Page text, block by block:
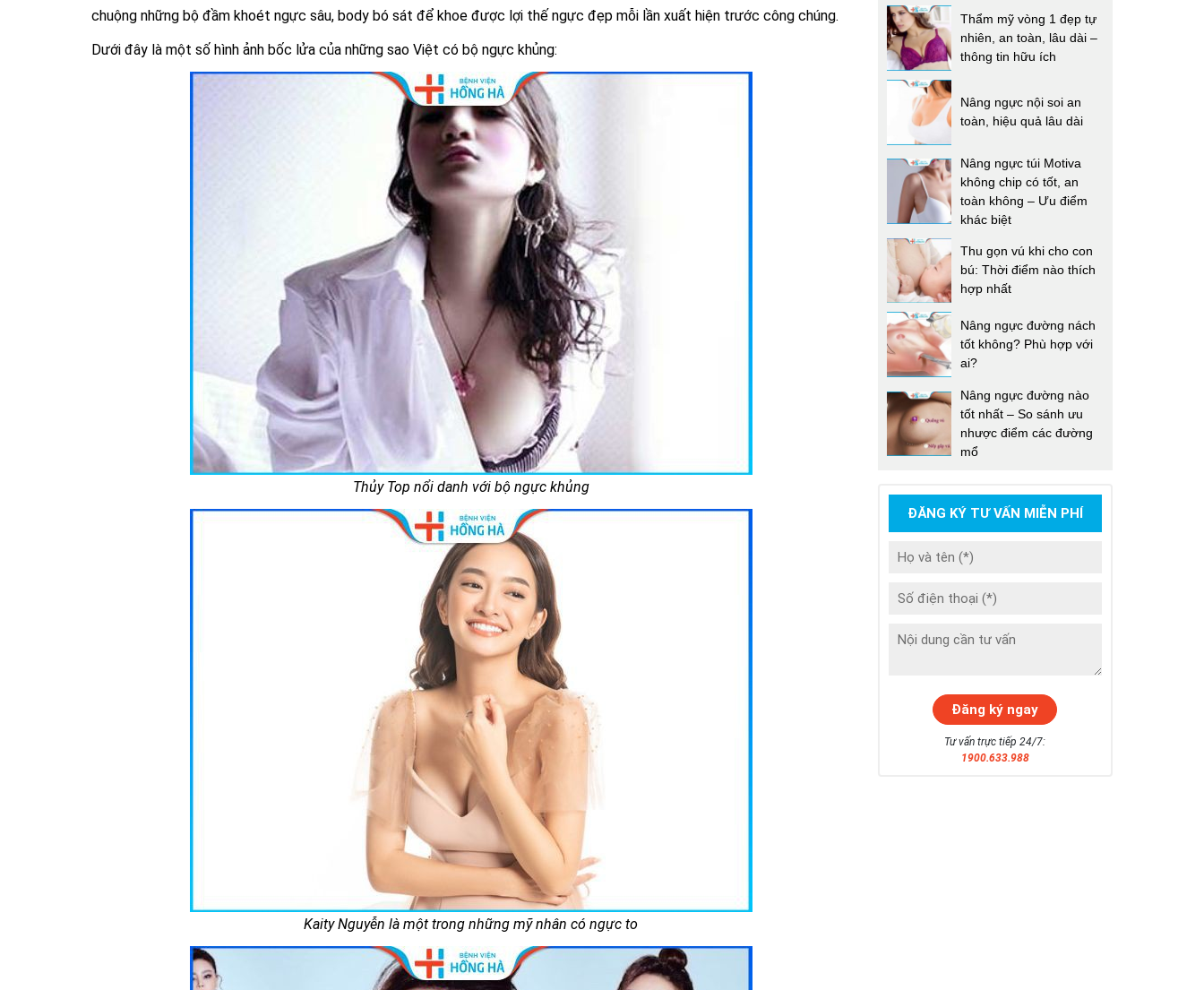
chuộng những bộ đầm khoét ngực sâu, body bó sát để khoe được lợi thế ngực đẹp mỗi lần xuất hiện trước công chúng.
Dưới đây là một số hình ảnh bốc lửa của những sao Việt có bộ ngực khủng:
Thủy Top nổi danh với bộ ngực khủng
Kaity Nguyễn là một trong những mỹ nhân có ngực to
Thẩm mỹ vòng 1 đẹp tự
nhiên, an toàn, lâu dài –
thông tin hữu ích
Nâng ngực nội soi an
toàn, hiệu quả lâu dài
Nâng ngực túi Motiva
không chip có tốt, an
toàn không – Ưu điểm
khác biệt
Thu gọn vú khi cho con
bú: Thời điểm nào thích
hợp nhất
Nâng ngực đường nách
tốt không? Phù hợp với
ai?
Nâng ngực đường nào
tốt nhất – So sánh ưu
nhược điểm các đường
mổ
ĐĂNG KÝ TƯ VẤN MIỄN PHÍ
Tư vấn trực tiếp 24/7:
1900.633.988